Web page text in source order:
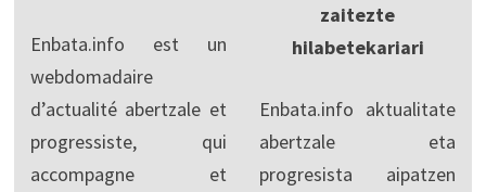
Enbata.info est un
webdomadaire
d’actualité abertzale et
progressiste, qui
accompagne et
zaitezte
hilabetekariari
Enbata.info aktualitate
abertzale eta
progresista aipatzen